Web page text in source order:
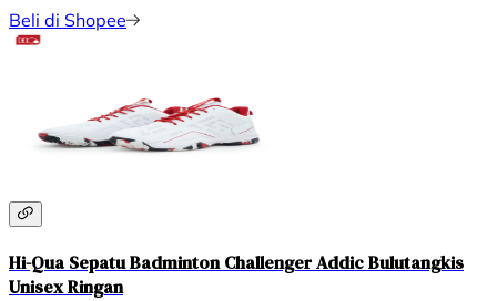
Beli di Shopee
Hi-Qua Sepatu Badminton Challenger Addic Bulutangkis
Unisex Ringan